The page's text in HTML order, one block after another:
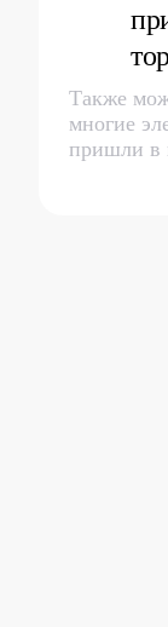
Также
многие
пришли в